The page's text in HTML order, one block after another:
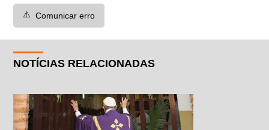
⚠️ Comunicar erro
NOTÍCIAS RELACIONADAS